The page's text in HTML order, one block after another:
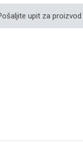
upit za proizvod